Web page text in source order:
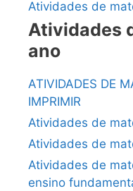
Atividades de
Atividades
ano
ATIVIDADES DE
IMPRIMIR
Atividades de
Atividades de
Atividades de
ensino